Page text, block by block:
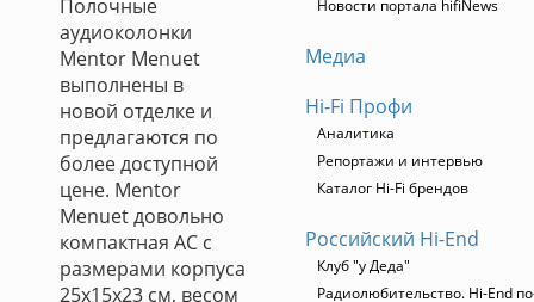
Полочные
аудиоколонки
Mentor Menuet
выполнены в
новой отделке и
предлагаются по
более доступной
цене. Mentor
Menuet довольно
компактная АС с
размерами корпуса
25х15х23 см, весом
Новости портала hifiNews
Медиа
Hi-Fi Профи
Аналитика
Репортажи и интервью
Каталог Hi-Fi брендов
Российский Hi-End
Клуб "у Деда"
Радиолюбительство. Hi-End